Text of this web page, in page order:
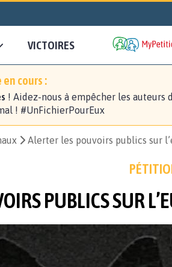
VICTOIRES
cours :
! Aidez-nous à empêcher les
! #UnFichierPourEux
Alerter les pouvoirs publics sur
PUBLICS SUR